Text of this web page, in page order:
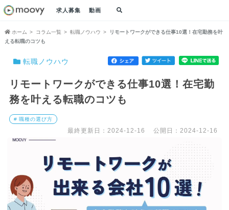
求人募集 動画
ホーム コラム一覧 転職ノウハウ
リモートワークができる仕事10選！在宅勤務を叶
える転職のコツも
転職ノウハウ
リモートワークができる仕事10選！在宅勤
務を叶える転職のコツも
# 職種の選び方
最終更新日：2024-12-16 公開日：2024-12-16